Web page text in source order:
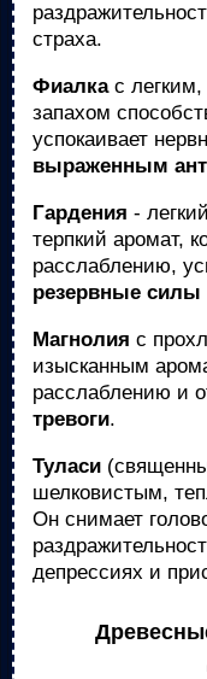
страха.
Фиалкас
запахом
успокаивает
выраженным
Гардения -
терпкий аромат,
расслаблению,
резервные силы
Магнолия с
изысканным
расслаблению и
тревоги.
Тулaси
шелковистым,
Он снимает
депрессиях и